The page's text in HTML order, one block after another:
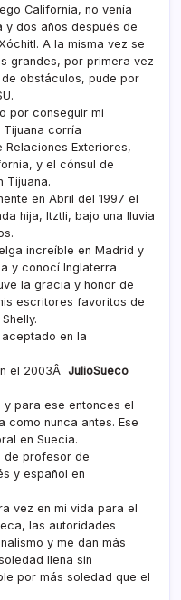
California, no vení­a
y dos años después de
A la misma vez se
grandes, por primera vez
obstáculos, pude por
por conseguir mi
Tijuana corrí­a
Exteriores,
y el cónsul de
Tijuana.
en Abril del 1997 el
hija, Itztli, bajo una lluvia
increí­ble en Madrid y
y conocí­ Inglaterra
la gracia y honor de
escritores favoritos de
en la
el 2003Â JulioSueco
y para ese entonces el
como nunca antes. Ese
en Suecia.
de profesor de
y español en
vez en mi vida para el
las autoridades
y me dan más
llena sin
por más soledad que el